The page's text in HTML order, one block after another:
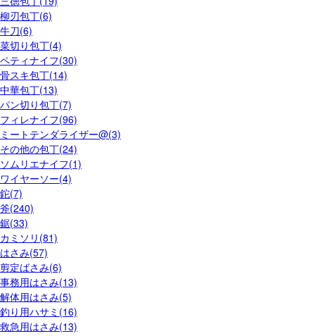
柳刃包丁(6)
牛刀(6)
菜切り包丁(4)
ペティナイフ(30)
骨スキ包丁(14)
中華包丁(13)
パン切り包丁(7)
フィレナイフ(96)
ミートテンダライザー@(3)
その他の包丁(24)
ソムリエナイフ(1)
ワイヤーソー(4)
鉈(7)
斧(240)
鋸(33)
カミソリ(81)
はさみ(57)
剪定ばさみ(6)
事務用はさみ(13)
解体用はさみ(5)
釣り用ハサミ(16)
救急用はさみ(13)